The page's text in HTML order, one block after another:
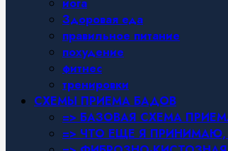
Здоровая еда
правильное питание
похудение
фитнес
тренировки
СХЕМЫ ПРИЕМА БАДОВ
=> БАЗОВАЯ СХЕМА
=> ЧТО ЕЩЕ Я